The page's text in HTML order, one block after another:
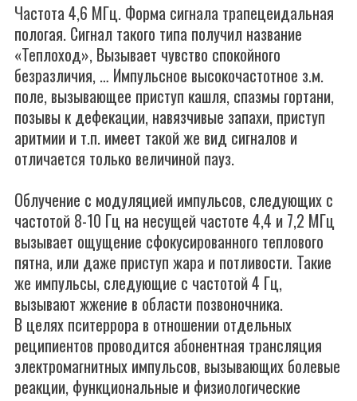
Частота 4,6 МГц. Форма сигнала трапецеидальная
пологая. Сигнал такого типа получил название
«Теплоход», Вызывает чувство спокойного
безразличия, … Импульсное высокочастотное з.м.
поле, вызывающее приступ кашля, спазмы гортани,
позывы к дефекации, навязчивые запахи, приступ
аритмии и т.п. имеет такой же вид сигналов и
отличается только величиной пауз.
Облучение с модуляцией импульсов, следующих с
частотой 8-10 Гц на несущей частоте 4,4 и 7,2 МГц
вызывает ощущение сфокусированного теплового
пятна, или даже приступ жара и потливости. Такие
же импульсы, следующие с частотой 4 Гц,
вызывают жжение в области позвоночника.
В целях пситеррора в отношении отдельных
реципиентов проводится абонентная трансляция
электромагнитных импульсов, вызывающих болевые
реакции, функциональные и физиологические